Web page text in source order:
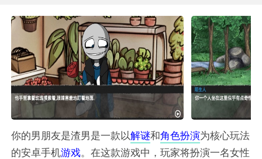
你的男朋友是渣男是一款以解谜和角色扮演为核心玩法
的安卓手机游戏。在这款游戏中，玩家将扮演一名女性